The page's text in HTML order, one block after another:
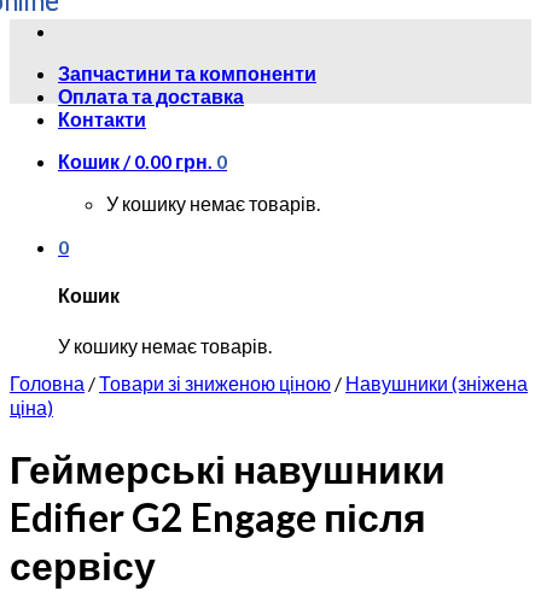
Skip
contentЗапчастини та компоненти
Оплата та доставка
Контакти
Кошик /0.00 грн. 0
У кошику немає товарів.
0
Кошик
У кошику немає товарів.
Головна /Товари зі зниженою ціною / Навушники (зніжена
ціна)
Геймерські навушники
Edifier G2 Engage після
сервісу